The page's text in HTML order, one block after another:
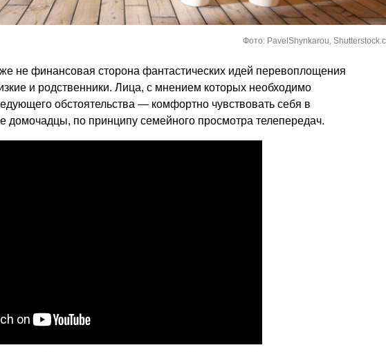
Фото: PavelShynkarou,
не финансовая сторона фантастических идей перевоплощения
и родственники. Лица, с мнением которых необходимо
обстоятельства — комфортно чувствовать себя в
домочадцы, по принципу семейного просмотра телепередач.